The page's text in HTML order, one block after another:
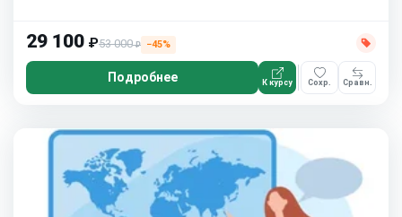
29 100 ₽53 000₽ −45%
Подробнее К курсу Сохр. Сравн.